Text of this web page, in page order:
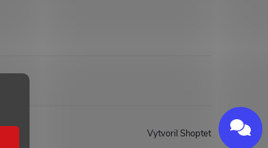
Vytvoril Shoptet